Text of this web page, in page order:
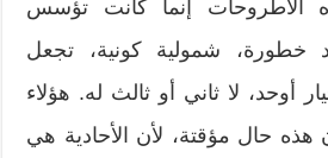
الأطروحات إنما كانت تؤسس
خطورة، شمولية كونية، تجعل
أوحد، لا ثاني أو ثالث له. هؤلاء
هذه حال مؤقتة، لأن الأحادية هي